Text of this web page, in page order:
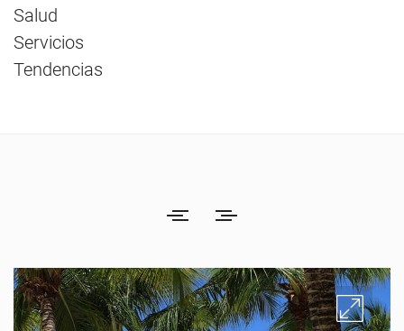
Salud
Servicios
Tendencias